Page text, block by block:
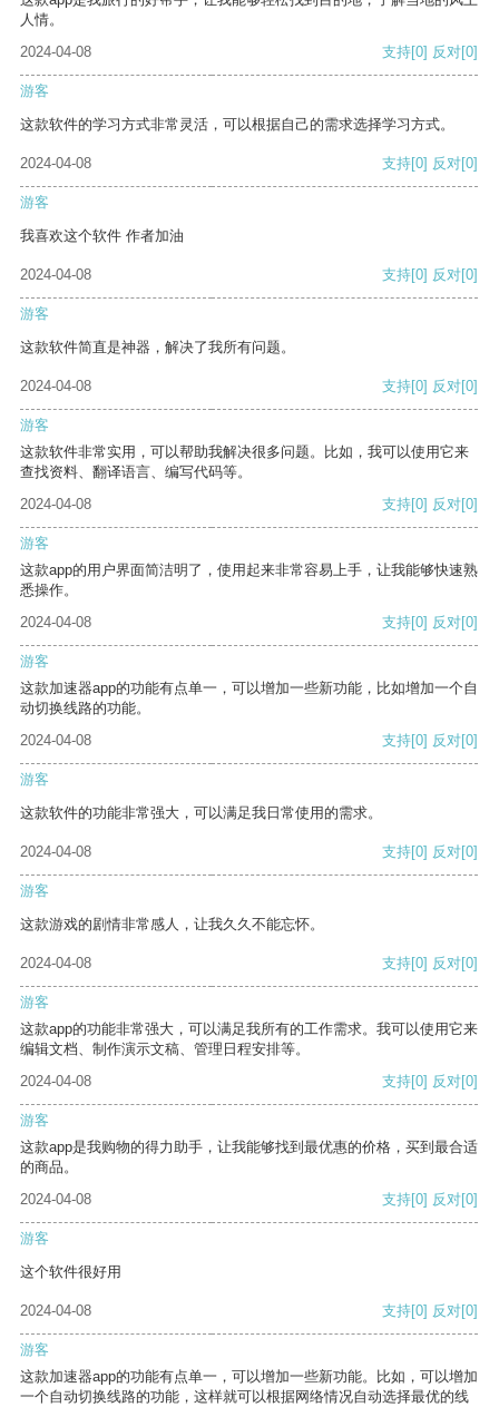
人情。
2024-04-08
支持[0] 反对[0]
游客
这款软件的学习方式非常灵活，可以根据自己的需求选择学习方式。
2024-04-08 支持[0] 反对[0]
游客
我喜欢这个软件 作者加油
2024-04-08 支持[0] 反对[0]
游客
这款软件简直是神器，解决了我所有问题。
2024-04-08 支持[0] 反对[0]
游客
这款软件非常实用，可以帮助我解决很多问题。比如，我可以使用它来
查找资料、翻译语言、编写代码等。
2024-04-08
支持[0] 反对[0]
游客
这款app的用户界面简洁明了，使用起来非常容易上手，让我能够快速熟
悉操作。
2024-04-08
支持[0] 反对[0]
游客
这款加速器app的功能有点单一，可以增加一些新功能，比如增加一个自
动切换线路的功能。
2024-04-08
支持[0] 反对[0]
游客
这款软件的功能非常强大，可以满足我日常使用的需求。
2024-04-08 支持[0] 反对[0]
游客
这款游戏的剧情非常感人，让我久久不能忘怀。
2024-04-08 支持[0] 反对[0]
游客
这款app的功能非常强大，可以满足我所有的工作需求。我可以使用它来
编辑文档、制作演示文稿、管理日程安排等。
2024-04-08
支持[0] 反对[0]
游客
这款app是我购物的得力助手，让我能够找到最优惠的价格，买到最合适
的商品。
2024-04-08
支持[0] 反对[0]
游客
这个软件很好用
2024-04-08 支持[0] 反对[0]
游客
这款加速器app的功能有点单一，可以增加一些新功能。比如，可以增加
一个自动切换线路的功能，这样就可以根据网络情况自动选择最优的线